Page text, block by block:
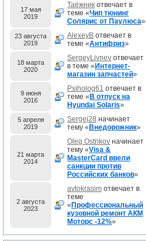
17 мая
2019
Таёжник отвечает в
теме «Чип тюнинг
Солярис от Паулюса»
23 августа
2019
AlexeyB отвечает в
теме «Антифриз»
18 марта
2020
SergeyLivnev отвечает
в теме « Интернет-
магазин запчастей»
9 июня
2016
Psiholog61 отвечает в
теме « В отпуск на
Hyundai Solaris»
5 апреля
2019
Sergej28 начинает
тему « Внедорожник»
21 марта
2014
Oleg Ostrikov начинает
тему «Visa &
MasterCard ввели
санкции против
Российских банков»
2 августа
2023
avtokrasim отвечает в
теме
« Профессиональный
кузовной ремонт АКМ
Моторс -12%»